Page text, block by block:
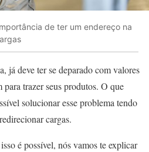
de ter um endereço na
já deve ter se deparado com valores
para trazer seus produtos. O que
solucionar esse problema tendo
cargas.
é possível, nós vamos te explicar